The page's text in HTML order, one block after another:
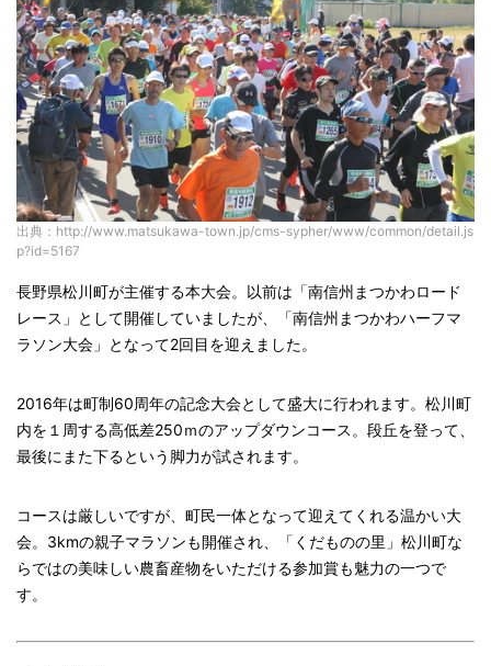
出典：http://www.matsukawa-town.jp/cms-sypher/www/common/detail.js
p?id=5167
長野県松川町が主催する本大会。以前は「南信州まつかわロード
レース」として開催していましたが、「南信州まつかわハーフマ
ラソン大会」となって2回目を迎えました。
2016年は町制60周年の記念大会として盛大に行われます。松川町
内を１周する高低差250ｍのアップダウンコース。段丘を登って、
最後にまた下るという脚力が試されます。
コースは厳しいですが、町民一体となって迎えてくれる温かい大
会。3kmの親子マラソンも開催され、「くだものの里」松川町な
らではの美味しい農畜産物をいただける参加賞も魅力の一つで
す。